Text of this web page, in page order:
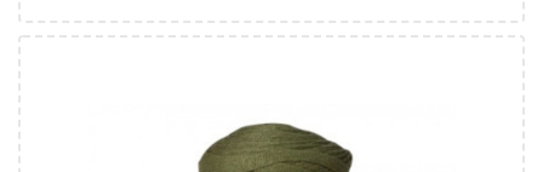
250
125